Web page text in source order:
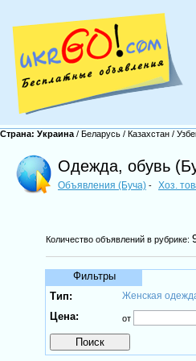
Страна: Украина / Беларусь / Казахстан /
Одежда, обувь
Объявления (Буча) - Хоз.
Количество объявлений в рубрике:
Фильтры
Тип:
Женская
Цена: от